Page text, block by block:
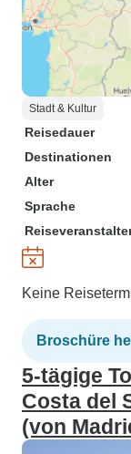
Stadt & Kultur
Reisedauer
Destinationen
Alter
Sprache
Keine
Broschüre
5-tägige
Costa del
(von